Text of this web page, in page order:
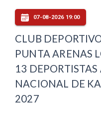
07-08-2026 19:00
CLUB
PUNTA ARENAS
13
NACIONAL DE
2027